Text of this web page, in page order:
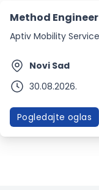
Method Engineer
Novi Sad
30.08.2026.
Pogledajte oglas